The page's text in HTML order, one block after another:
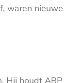
waren nieuwe
Hij houdt ABP